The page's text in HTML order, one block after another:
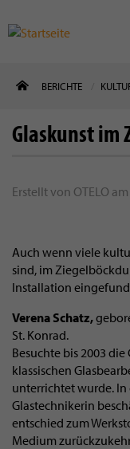
zum
BERICHTE
Glaskunst im
Erstellt von OTELO am
Auch wenn viele
sind, im
Installation
Verena Schatz,
St. Konrad.
Besuchte bis 2003
klassischen
unterrichtet wurde. In
Glastechnikerin
entschied zum
Medium